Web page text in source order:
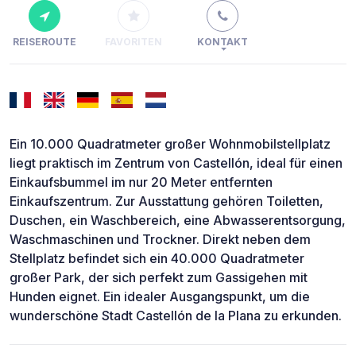
REISEROUTE FAVORITEN KONTAKT
Ein 10.000 Quadratmeter großer Wohnmobilstellplatz
liegt praktisch im Zentrum von Castellón, ideal für einen
Einkaufsbummel im nur 20 Meter entfernten
Einkaufszentrum. Zur Ausstattung gehören Toiletten,
Duschen, ein Waschbereich, eine Abwasserentsorgung,
Waschmaschinen und Trockner. Direkt neben dem
Stellplatz befindet sich ein 40.000 Quadratmeter
großer Park, der sich perfekt zum Gassigehen mit
Hunden eignet. Ein idealer Ausgangspunkt, um die
wunderschöne Stadt Castellón de la Plana zu erkunden.